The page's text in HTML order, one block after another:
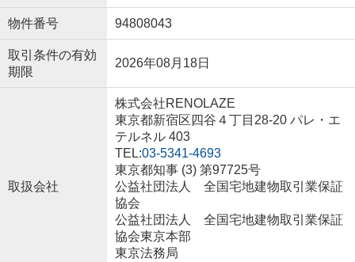
物件番号 94808043
取引条件の有効
期限
2026年08月18日
取扱会社
株式会社RENOLAZE
東京都新宿区四谷４丁目28-20 パレ・エ
テルネル 403
TEL:03-5341-4693
東京都知事 (3) 第97725号
公益社団法人 全国宅地建物取引業保証
協会
公益社団法人 全国宅地建物取引業保証
協会東京本部
東京法務局